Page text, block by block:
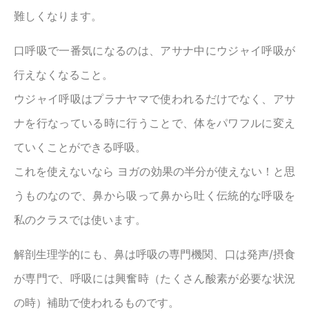
難しくなります。
口呼吸で一番気になるのは、アサナ中にウジャイ呼吸が
行えなくなること 。
ウジャイ呼吸はプラナヤマで使われるだけでなく、アサ
ナを行なっている時に行うことで、体をパワフルに変え
ていくことができる呼吸。
これを使えないなら ヨガの効果の半分が使えない！と思
うものなので、鼻から吸って鼻から吐く伝統的な呼吸を
私のクラスでは使います。
解剖生理学的にも、鼻は呼吸の専門機関、口は発声/摂食
が専門で、呼吸には興奮時（たくさん酸素が必要な状況
の時）補助で使われるものです。